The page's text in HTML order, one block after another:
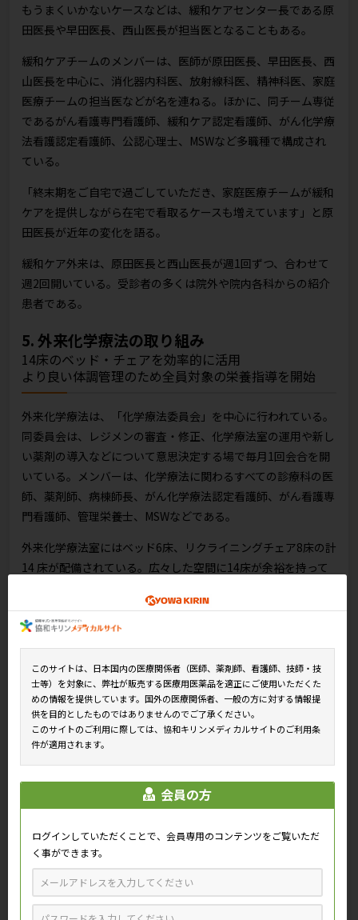
もうまくいかないケースなどは、緩和ケアセンター長である原
田医長や早田医長、西山医長が担当医となることもある。
緩和ケアチームのメンバーは、医師が原田医長、早田医長、西
山医長を中心に、消化器内科医、放射線科医、精神科医、家庭
医療チームの担当医などが名を連ねる。ほかに、同チーム専従
であるがん看護専門看護師、緩和ケア認定看護師、がん化学療
法看護認定看護師、公認心理士、MSWなど多職種で構成され
ている。
「終末期をご自宅で過ごしていただき、家庭医療チームが緩和
ケアを提供しながら在宅で看取るケースも増えています」と原
田医長が近年の変化を語る。
緩和ケア外来は、原田医長と西山医長が週1回ずつ、合わせて
週2回開いている。受診者の多くは院外や院内各科からの紹介
患者である。
5. 外来化学療法の取り組み
14床のベッド・チェアを効率的に活用
より良い体調管理のため全員対象の栄養指導を開始
外来化学療法は、「化学療法委員会」を中心に行われている。
同委員会は、レジメンの審査・修正、化学療法室の運用や新し
い薬剤の導入などについて意思決定する場で毎月1回会合を開
いている。メンバーは、化学療法に関わるすべての診療科の医
師、薬剤師、病棟師長、がん化学療法認定看護師、がん看護専
門看護師、管理栄養士、MSWなどである。
外来化学療法室にはベッド6床、リクライニングチェア8床の計
14 床が配備されている。広々した空間に14床が余裕を持って
魅力だ。入口近くにはアピアランスコーナーも設けられ、ウイ
ッグの見本や、地域の高齢者グループがボランティアで手づく
りして届けてくれるタオルや毛糸の帽子も並ぶ。ウイッグなど
の案内は患者のニーズを見極めながら看護師が個別に随時行っ
ている。
同室の病床は完全予約制で、事前に各科の主治医が予約を入れ
る仕組みだ。患者は当日、主治医の診察を受け、化学療法の実
がん化学療法看護認定看護師で外来化学療法室専従の西川慶子
副看護師長が、同室の看護師の配置や取り組みについて、次の
「外来化学療法室には、外来診療棟所属の看護師が交代制で毎
日5名、配置されます。このうち1名が全体を把握するリーダー
となり、他の看護師は穿刺やセルフマネジメント支援、患者案
内などを分担して担います。1人の看護師が外来診察室と外来
このサイトは、日本国内の医療関係者（医師、薬剤師、看護師、技師・技
士等）を対象に、弊社が販売する医療用医薬品を適正にご使用いただくた
めの情報を提供しています。国外の医療関係者、一般の方に対する情報提
供を目的としたものではありませんのでご了承ください。
このサイトのご利用に際しては、協和キリンメディカルサイトのご利用条
件が適用されます。
会員の方
ログインしていただくことで、会員専用のコンテンツをご覧いただ
く事ができます。